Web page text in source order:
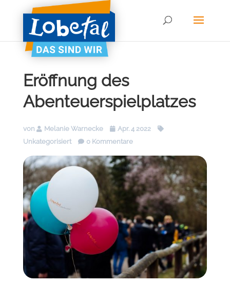
Eröffnung des
Abenteuerspielplatzes
von Melanie Warnecke
Apr. 4 2022
Unkategorisiert
0 Kommentare